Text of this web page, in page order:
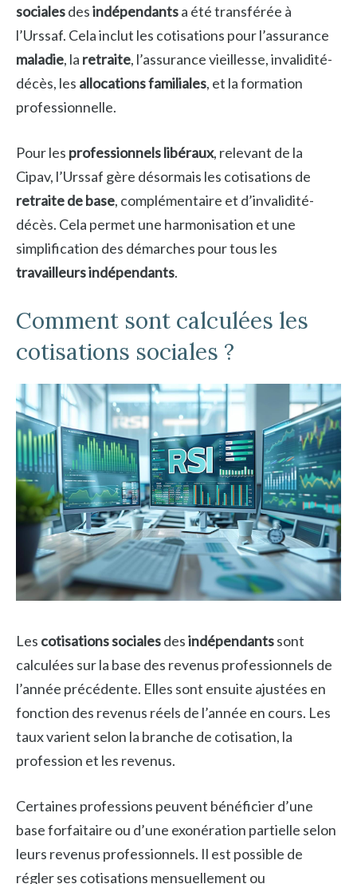
socialesdesindépendantsa été transférée à
l’Urssaf. Cela inclut les cotisations pour l’assurance
maladie, la retraite, l’assurance vieillesse, invalidité-
décès, les allocations familiales, et la formation
professionnelle.
Pour les professionnels libéraux, relevant de la
Cipav, l’Urssaf gère désormais les cotisations de
retraite de base, complémentaire et d’invalidité-
décès. Cela permet une harmonisation et une
simplification des démarches pour tous les
travailleurs indépendants.
Comment sont calculées les
cotisations sociales ?
Les cotisations socialesdesindépendantssont
calculées sur la base des revenus professionnels de
l’année précédente. Elles sont ensuite ajustées en
fonction des revenus réels de l’année en cours. Les
taux varient selon la branche de cotisation, la
profession et les revenus.
Certaines professions peuvent bénéficier d’une
base forfaitaire ou d’une exonération partielle selon
leurs revenus professionnels. Il est possible de
régler ses cotisations mensuellement ou